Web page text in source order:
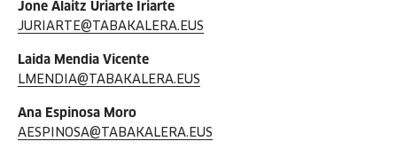
Jone Alaitz Uriarte Iriarte
JURIARTE@TABAKALERA.EUS
Laida Mendia Vicente
LMENDIA@TABAKALERA.EUS
Ana Espinosa Moro
AESPINOSA@TABAKALERA.EUS